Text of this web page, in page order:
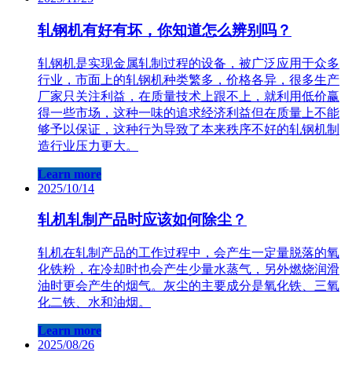
轧钢机有好有坏，你知道怎么辨别吗？
轧钢​机是实现金属轧制过程的设备，被广泛应用于众多
行业，市面上的轧钢机种类繁多，价格各异，很多生产
厂家只关注利益，在质量技术上跟不上，就利用低价赢
得一些市场，这种一味的追求经济利益但在质量上不能
够予以保证，这种行为导致了本来秩序不好的轧钢机制
造行业压力更大。
Learn more
2025/10/14
轧​机轧制产品时应该如何除尘？
轧​机在轧制产品的工作过程中，会产生一定量脱落的氧
化铁粉，在冷却时也会产生少量水蒸气，另外燃烧润滑
油时更会产生的烟气。灰尘的主要成分是氧化铁、三氧
化二铁、水和油烟。
Learn more
2025/08/26